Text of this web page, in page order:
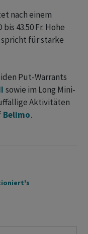
nach einem
43.50 Fr. Hohe
für starke
Put-Warrants
sowie im Long Mini-
Aktivitäten
Belimo.